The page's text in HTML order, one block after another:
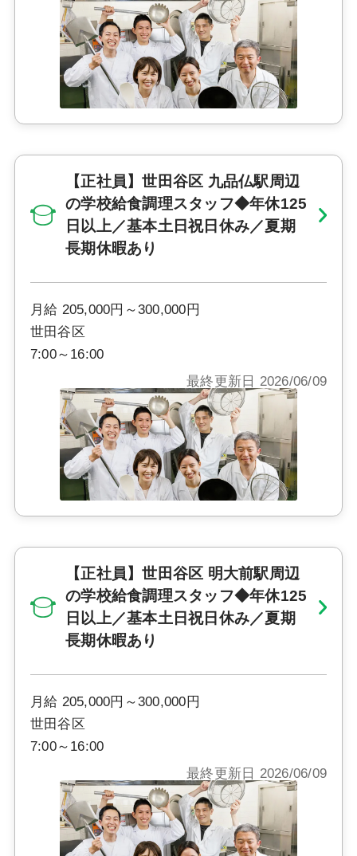
【正社員】世田谷区 九品仏駅周辺
の学校給食調理スタッフ◆年休125
日以上／基本土日祝日休み／夏期
長期休暇あり
月給 205,000円～300,000円
世田谷区
7:00～16:00
最終更新日 2026/06/09
【正社員】世田谷区 明大前駅周辺
の学校給食調理スタッフ◆年休125
日以上／基本土日祝日休み／夏期
長期休暇あり
月給 205,000円～300,000円
世田谷区
7:00～16:00
最終更新日 2026/06/09